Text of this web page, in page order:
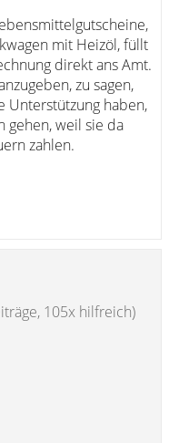
mit Heizöl, füllt
direkt ans Amt.
zu sagen,
Unterstützung haben,
weil sie da
zahlen.
105x hilfreich)